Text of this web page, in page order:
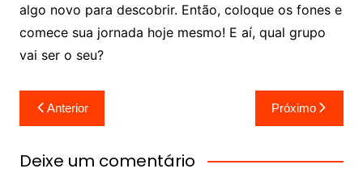
algo novo para descobrir. Então, coloque os fones e
comece sua jornada hoje mesmo! E aí, qual grupo
vai ser o seu?
Navegação
de
Post
Anterior Próximo
Deixe um comentário